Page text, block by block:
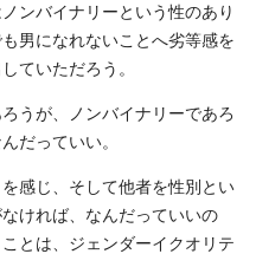
ンバイナリーという性のあり
男になれないことへ劣等感を
ていただろう。
うが、ノンバイナリーであろ
だっていい。
感じ、そして他者を性別とい
ければ、なんだっていいの
とは、ジェンダーイクオリテ